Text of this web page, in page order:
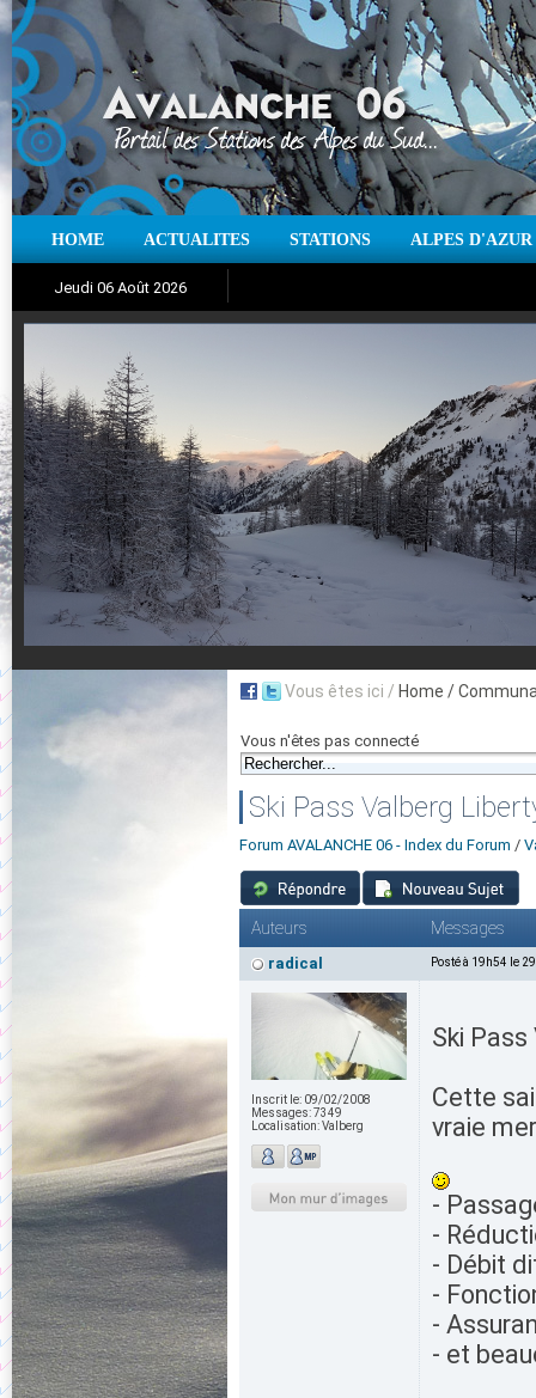
HOME ACTUALITES STATIONS ALPES D'AZUR
Jeudi 06 Août 2026
Aujourd'hui : T° Min :°CT° Max :°C |
Suivez en direct l'actualité des stations
Vous êtes ici / Home /
Vous n'êtes pas connecté
Ski Pass Valberg
Forum AVALANCHE 06 - Index du Forum /
Auteurs Messages
radical Posté à 19h54 le
Inscrit le: 09/02/2008
Messages:7349
Localisation:Valberg
Ski
Cette
vraie
-
-
- Débit
-
-
- et